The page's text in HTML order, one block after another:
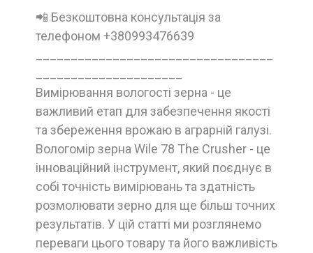
📲 Безкоштовна консультація за
телефоном +380993476639
Вимірювання вологості зерна - це
важливий етап для забезпечення якості
та збереження врожаю в аграрній галузі.
Вологомір зерна Wile 78 The Crusher - це
інноваційний інструмент, який поєднує в
собі точність вимірювань та здатність
розмолювати зерно для ще більш точних
результатів. У цій статті ми розглянемо
переваги цього товару та його важливість